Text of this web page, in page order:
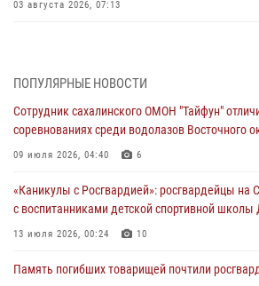
03 августа 2026, 07:13
31 июля 2026, 06:56
Сахалинские росгвардейцы стали лучшими на
31 июля 2026, 03:59 1
В Управлении Росгвардии по Сахалинской
пунктов
ПОПУЛЯРНЫЕ НОВОСТИ
Сотрудник сахалинского ОМОН "Тайфун"
соревнованиях среди водолазов Восточного
09 июля 2026, 04:40 6
«Каникулы с Росгвардией»: росгвардейцы на
с воспитанниками детской спортивной школы
13 июля 2026, 00:24 10
Память погибших товарищей почтили